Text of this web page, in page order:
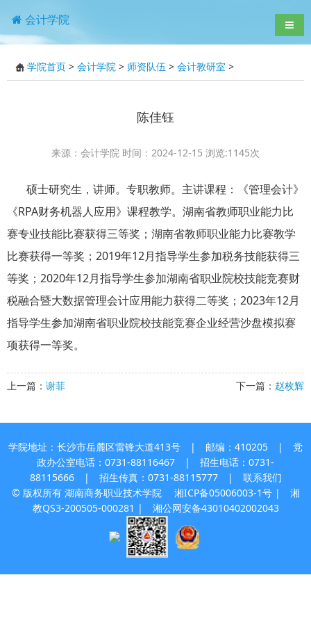
会计学院 导航
学院首页 > 会计学院 > 师资队伍 > 会计教研室 >
陈佳钰
来源：会计学院 时间：2024-12-15 浏览:1145次
硕士研究生，讲师。专职教师。主讲课程：《管理会计》
《RPA财务机器人应用》课程教学。湖南省教师职业能力比
赛专业技能比赛获得三等奖；湖南省教师职业能力比赛教学
比赛获得一等奖；2019年12月指导学生参加税务技能获得三
等奖；2020年12月指导学生参加湖南省职业院校技能竞赛财
税融合暨大数据管理会计应用能力获得二等奖；2023年12月
指导学生参加湖南省职业院校技能竞赛企业经营沙盘模拟赛
项获得一等奖。
上一篇： 谢菲 下一篇： 赵枚辉
学院地址：长沙市岳麓区雷锋大道413号 | 邮编：410205 | 党
政办公室电话：0731-88116467 | 招生电话：0731-
88115666 | 招生传真：0731-88115777 | 联系我们
© 版权所有 湖南商务职业技术学院
湘ICP备05006003-1号 | 湘
教QS3-200505-000281 | 湘公网安备43010402002043